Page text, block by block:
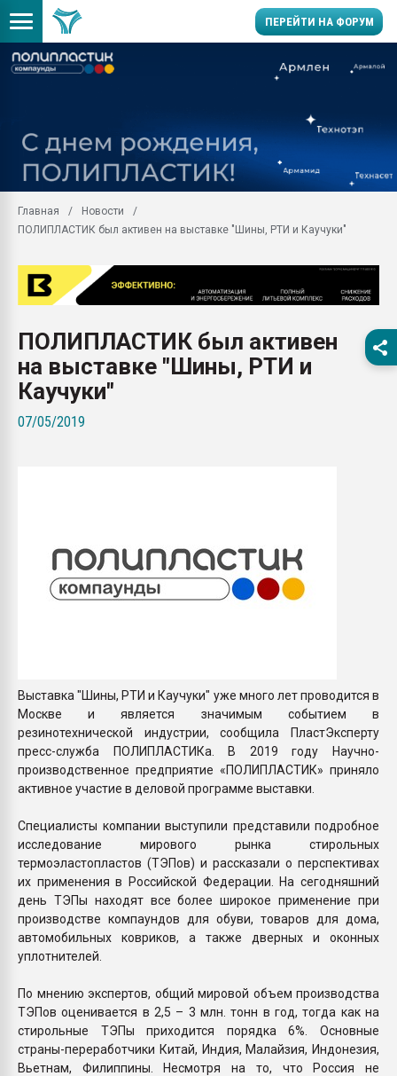
ПЕРЕЙТИ НА ФОРУМ
заводу пластмасс"
28.07.2026
пластмасс
28.07.2026
Главная
Новости
ПОЛИПЛАСТИК был активен на выставке "Шины, РТИ и Каучуки"
ПОЛИПЛАСТИК был активен
на выставке "Шины, РТИ и
Каучуки"
07/05/2019
Выставка "Шины, РТИ и Каучуки" уже много лет проводится в
Москве и является значимым событием в
резинотехнической индустрии, сообщила ПластЭксперту
пресс-служба ПОЛИПЛАСТИКа. В 2019 году Научно-
производственное предприятие «ПОЛИПЛАСТИК» приняло
активное участие в деловой программе выставки.
Специалисты компании выступили представили подробное
исследование мирового рынка стирольных
термоэластопластов (ТЭПов) и рассказали о перспективах
их применения в Российской Федерации. На сегодняшний
день ТЭПы находят все более широкое применение при
производстве компаундов для обуви, товаров для дома,
автомобильных ковриков, а также дверных и оконных
уплотнителей.
По мнению экспертов, общий мировой объем производства
ТЭПов оценивается в 2,5 – 3 млн. тонн в год, тогда как на
стирольные ТЭПы приходится порядка 6%. Основные
страны-переработчики Китай, Индия, Малайзия, Индонезия,
Вьетнам, Филиппины. Несмотря на то, что Россия не